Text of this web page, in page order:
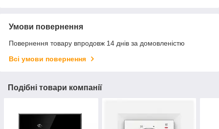
Умови повернення
Повернення товару впродовж 14 днів за домовленістю
Всі умови повернення
Подібні товари компанії